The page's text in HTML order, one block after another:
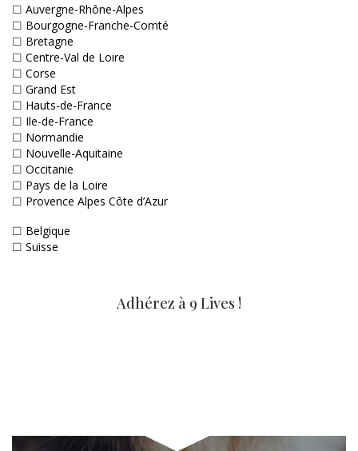
☐ Auvergne-Rhône-Alpes
☐ Bourgogne-Franche-Comté
☐ Bretagne
☐ Centre-Val de Loire
☐ Corse
☐ Grand Est
☐ Hauts-de-France
☐ Ile-de-France
☐ Normandie
☐ Nouvelle-Aquitaine
☐ Occitanie
☐ Pays de la Loire
☐ Provence Alpes Côte d’Azur
☐ Belgique
☐ Suisse
Adhérez à 9 Lives !